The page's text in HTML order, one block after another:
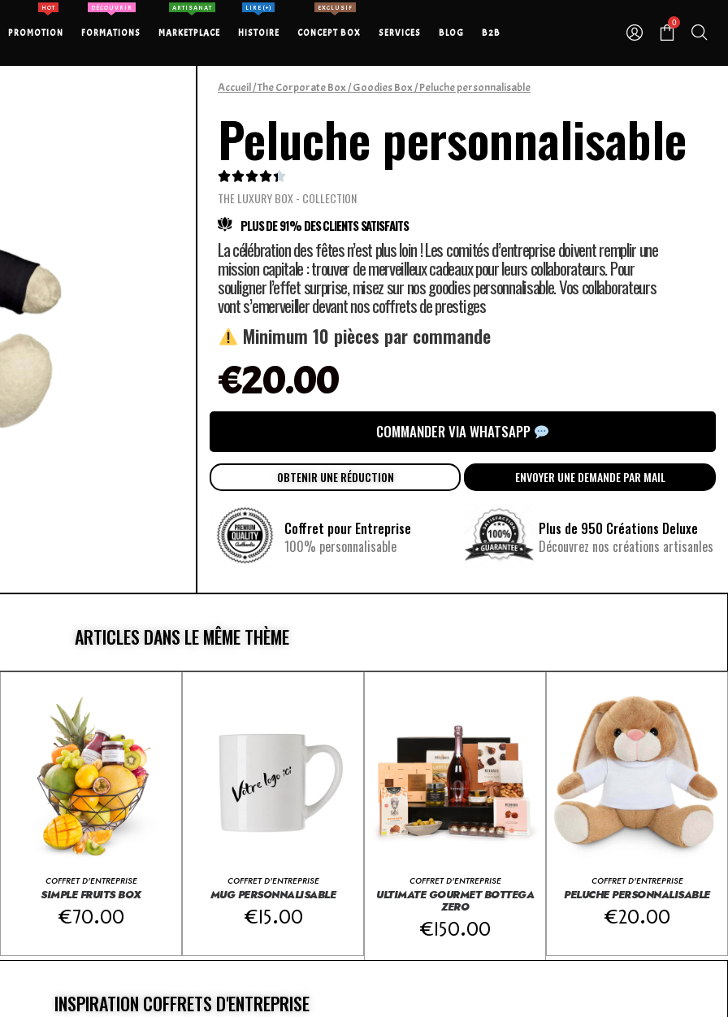
PROMOTION
HOT
FORMATIONS
DÉCOUVRIR
MARKETPLACE
ARTISANAT
HISTOIRE
LIRE (+)
CONCEPT BOX
EXCLUSIF
SERVICES BLOG B2B
0
Accueil/The Corporate Box/Goodies Box/ Peluche personnalisable
Peluche personnalisable

THE LUXURY BOX - COLLECTION
PLUS DE 91% DES CLIENTS SATISFAITS
La célébration des fêtes n’est plus loin ! Les comités d’entreprise doivent remplir une
mission capitale : trouver de merveilleux cadeaux pour leurs collaborateurs. Pour
souligner l’effet surprise, misez sur nos goodies personnalisable. Vos collaborateurs
vont s’emerveiller devant nos coffrets de prestiges
Minimum 10 pièces par commande
€20.00
COMMANDER VIA WHATSAPP
OBTENIR UNE RÉDUCTION ENVOYER UNE DEMANDE PAR MAIL
Coffret pour Entreprise
100% personnalisable
Plus de 950 Créations Deluxe
Découvrez nos créations artisanles
ARTICLES DANS LE MÊME THÈME
COFFRET D'ENTREPRISE
SIMPLE FRUITS BOX
€70.00
COFFRET D'ENTREPRISE
MUG PERSONNALISABLE
€15.00
COFFRET D'ENTREPRISE
ULTIMATE GOURMET BOTTEGA
ZERO
€150.00
COFFRET D'ENTREPRISE
PELUCHE PERSONNALISABLE
€20.00
INSPIRATION COFFRETS D'ENTREPRISE